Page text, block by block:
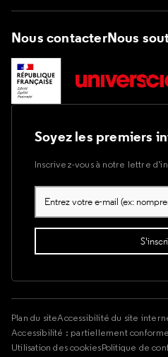
Nous contacterNous
Soyez les premiers
Inscrivez-vous à notre lettre
Plan du siteAccessibilité du site
Accessibilité : partiellement conforme
Utilisation des cookiesPolitique de